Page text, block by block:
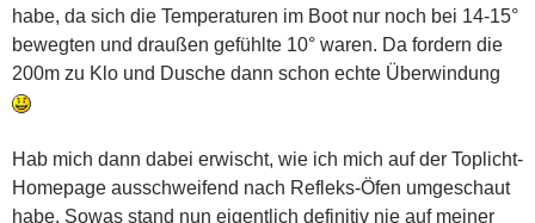
habe, da sich die Temperaturen im Boot nur noch bei 14-15°
bewegten und draußen gefühlte 10° waren. Da fordern die
200m zu Klo und Dusche dann schon echte Überwindung
Hab mich dann dabei erwischt, wie ich mich auf der Toplicht-
Homepage ausschweifend nach Refleks-Öfen umgeschaut
habe. Sowas stand nun eigentlich definitiv nie auf meiner